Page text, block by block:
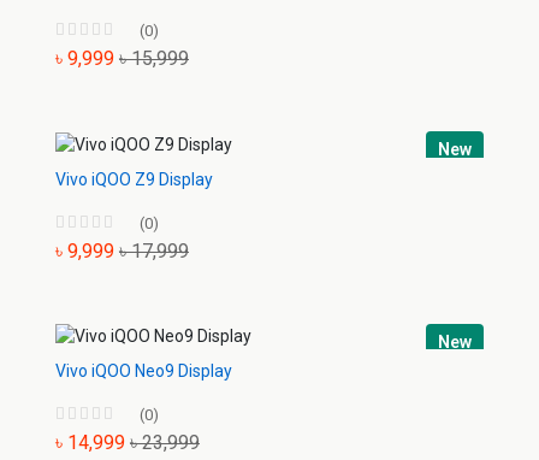
(0)
৳ 9,999 ৳ 15,999
New
Vivo iQOO Z9 Display
(0)
৳ 9,999 ৳ 17,999
New
Vivo iQOO Neo9 Display
(0)
৳ 14,999 ৳ 23,999